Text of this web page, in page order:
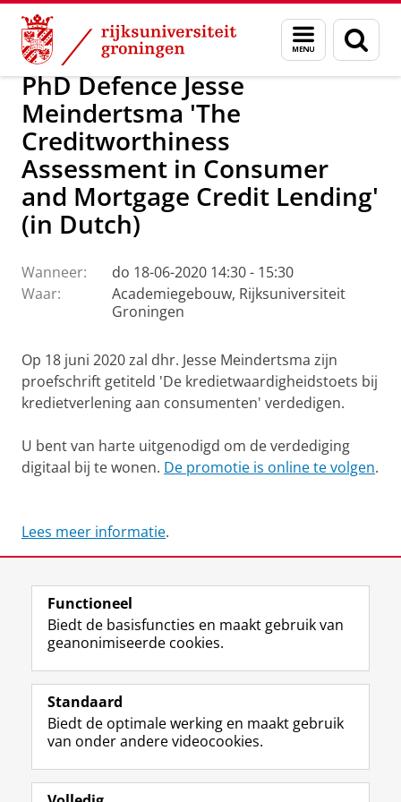
Skip
Content
Skip
Navigation
Menu
en
zoeken
Groningen Centre for European
PhD Defence Jesse
Meindertsma 'The
Creditworthiness
Assessment in Consumer
and Mortgage Credit Lending'
(in Dutch)
Wanneer:
do 18-06-2020 14:30 - 15:30
Waar:
Academiegebouw, Rijksuniversiteit
Groningen
Op 18 juni 2020 zal dhr. Jesse Meindertsma zijn
proefschrift getiteld 'De kredietwaardigheidstoets bij
kredietverlening aan consumenten' verdedigen.
U bent van harte uitgenodigd om de verdediging
digitaal bij te wonen. De promotie is online te volgen.
Lees meer informatie.
Volg de RUG
F
a
e
b
o
L
i
k
e
I
R
S
-
f
e
I
n
t
r
Y
o
T
e
Studiekiezers
Alumni
Functioneel
Biedt de basisfuncties en maakt gebruik van
geanonimiseerde cookies.
Standaard
Biedt de optimale werking en maakt gebruik
van onder andere videocookies.